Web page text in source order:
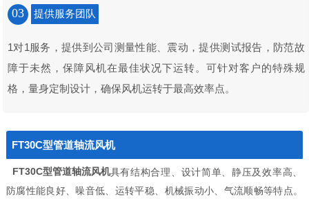
03 提供服务团队
1对1服务，提供到公司测量性能、震动，提供测试报告，防范故
障于未然，保障风机在最佳状况下运转。可针对客户的特殊规
格，量身定制设计，确保风机运转于最高效率点。
FT30C型管道轴流风机
FT30C型管道轴流风机具有结构合理、设计简单、静压及效率高、
防腐性能良好、噪音低、运转平稳、机械振动小、气流顺畅等特点。